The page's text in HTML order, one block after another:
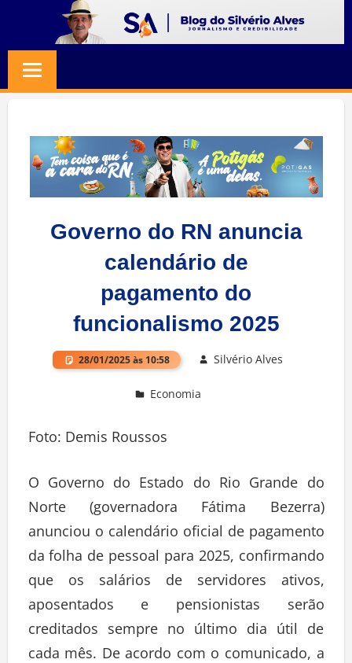
content
SILVERIO
ALVES
Jornalismo
Credibilidade
Governo do RN anuncia
calendário de
pagamento do
funcionalismo 2025
28/01/2025 às 10:58 Silvério Alves
Economia
Foto: Demis Roussos
O Governo do Estado do Rio Grande do
Norte (governadora Fátima Bezerra)
anunciou o calendário oficial de pagamento
da folha de pessoal para 2025, confirmando
que os salários de servidores ativos,
aposentados e pensionistas serão
creditados sempre no último dia útil de
cada mês. De acordo com o comunicado, a